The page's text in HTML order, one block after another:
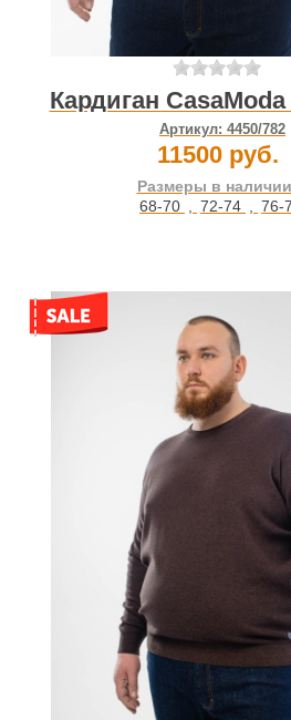
Кардиган
Артикул: 4450/782
11500 руб.
Размеры в
68-70 , 72-74 , 76-